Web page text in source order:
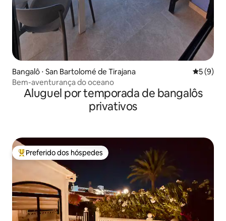
Bangalô ⋅ San Bartolomé de Tirajana 5 de
5 (9)
Bem-aventurança do oceano
Aluguel por temporada de bangalôs
privativos
Entre os melhores preferidos dos hóspedes
Preferido dos hóspedes